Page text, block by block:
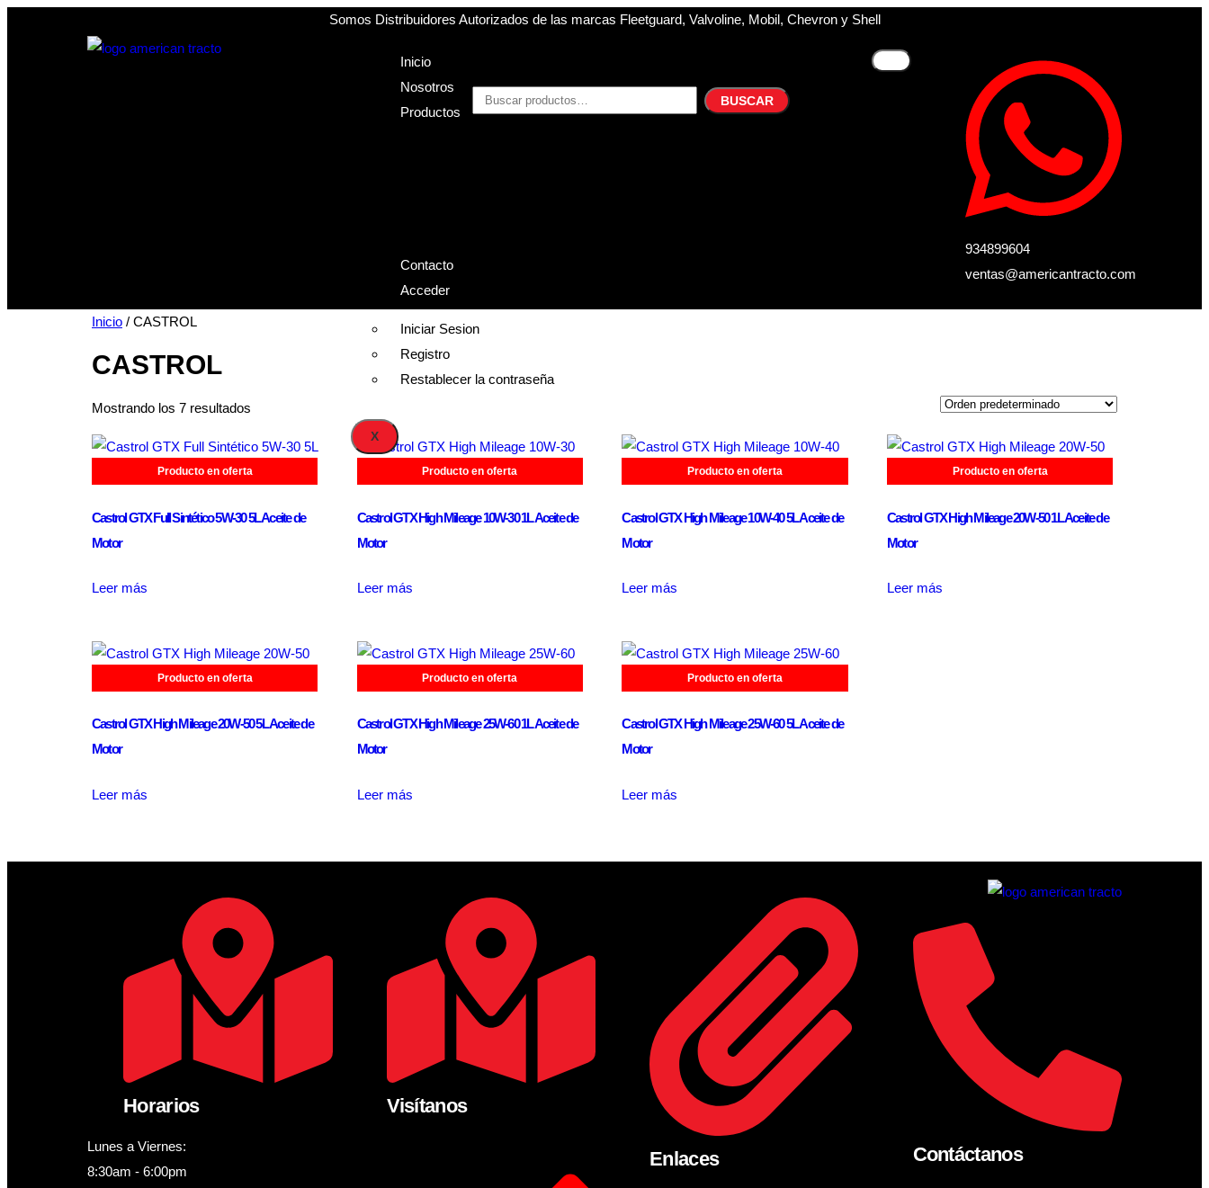
Somos Distribuidores Autorizados de las marcas Fleetguard, Valvoline, Mobil, Chevron y Shell
Inicio
Nosotros
Productos
Contacto
Acceder
Iniciar Sesion
Registro
Restablecer la contraseña
X
BUSCAR
934899604
ventas@americantracto.com
Inicio / CASTROL
CASTROL
Mostrando los 7 resultados
Producto en oferta
Castrol GTX Full Sintético 5W-30 5L Aceite de
Motor
Leer más
Producto en oferta
Castrol GTX High Mileage 10W-30 1L Aceite de
Motor
Leer más
Producto en oferta
Castrol GTX High Mileage 10W-40 5L Aceite de
Motor
Leer más
Producto en oferta
Castrol GTX High Mileage 20W-50 1L Aceite de
Motor
Leer más
Producto en oferta
Castrol GTX High Mileage 20W-50 5L Aceite de
Motor
Leer más
Producto en oferta
Castrol GTX High Mileage 25W-60 1L Aceite de
Motor
Leer más
Producto en oferta
Castrol GTX High Mileage 25W-60 5L Aceite de
Motor
Leer más
Horarios
Lunes a Viernes:
8:30am - 6:00pm
Visítanos
Enlaces Contáctanos